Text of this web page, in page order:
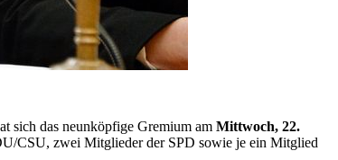
sich das neunköpfige Gremium am Mittwoch, 22.
CSU, zwei Mitglieder der SPD sowie je ein Mitglied